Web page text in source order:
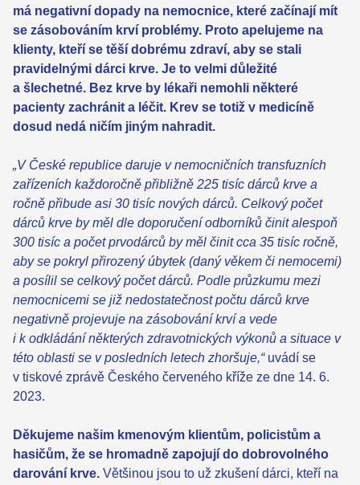
má negativní dopady na nemocnice, které začínají mít
se zásobováním krví problémy. Proto apelujeme na
klienty, kteří se těší dobrému zdraví, aby se stali
pravidelnými dárci krve. Je to velmi důležité
a šlechetné. Bez krve by lékaři nemohli některé
pacienty zachránit a léčit. Krev se totiž v medicíně
dosud nedá ničím jiným nahradit.
„V České republice daruje v nemocničních transfuzních
zařízeních každoročně přibližně 225 tisíc dárců krve a
ročně přibude asi 30 tisíc nových dárců. Celkový počet
dárců krve by měl dle doporučení odborníků činit alespoň
300 tisíc a počet prvodárců by měl činit cca 35 tisíc ročně,
aby se pokryl přirozený úbytek (daný věkem či nemocemi)
a posílil se celkový počet dárců. Podle průzkumu mezi
nemocnicemi se již nedostatečnost počtu dárců krve
negativně projevuje na zásobování krví a vede
i k odkládání některých zdravotnických výkonů a situace v
této oblasti se v posledních letech zhoršuje,“uvádí se
v tiskové zprávě Českého červeného kříže ze dne 14. 6.
2023.
Děkujeme našim kmenovým klientům, policistům a
hasičům, že se hromadně zapojují do dobrovolného
darování krve. Většinou jsou to už zkušení dárci, kteří na